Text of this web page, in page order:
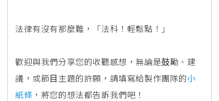
法律有沒有那麼難，「法科！輕鬆點！」
歡迎與我們分享您的收聽感想，無論是⿎勵、建
議，或節⽬主題的許願，請填寫給製作團隊的⼩
紙條 ，將您的想法都告訴我們吧！